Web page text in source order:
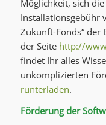
Möglichkeit, sich
Installationsgebühr
Zukunft-Fonds“ der
der Seite http://
findet Ihr alles
unkomplizierten
runterladen.
Förderung der